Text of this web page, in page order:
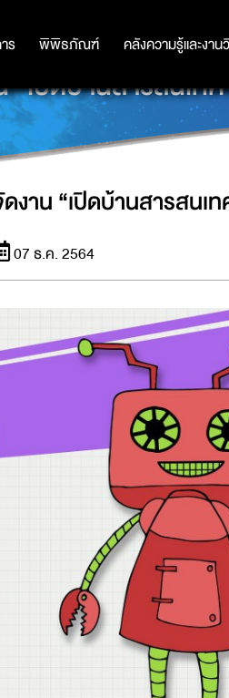
ร พิพิธภัณฑ์ คลังความรู้และงาน
ร พิพิธภัณฑ์ คลังความรู้และงาน
“เปิดบ้านสารสนเท
งาน “เปิดบ้านสารสนเ
07 ธ.ค. 2564